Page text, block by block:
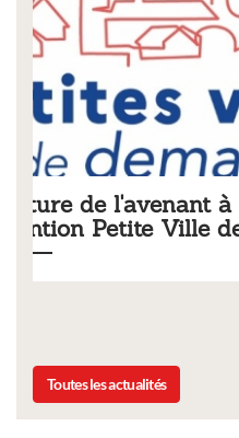
Tarifs 2026
municipaux
Liste des tarifs
délibération du
Toutes les actualités